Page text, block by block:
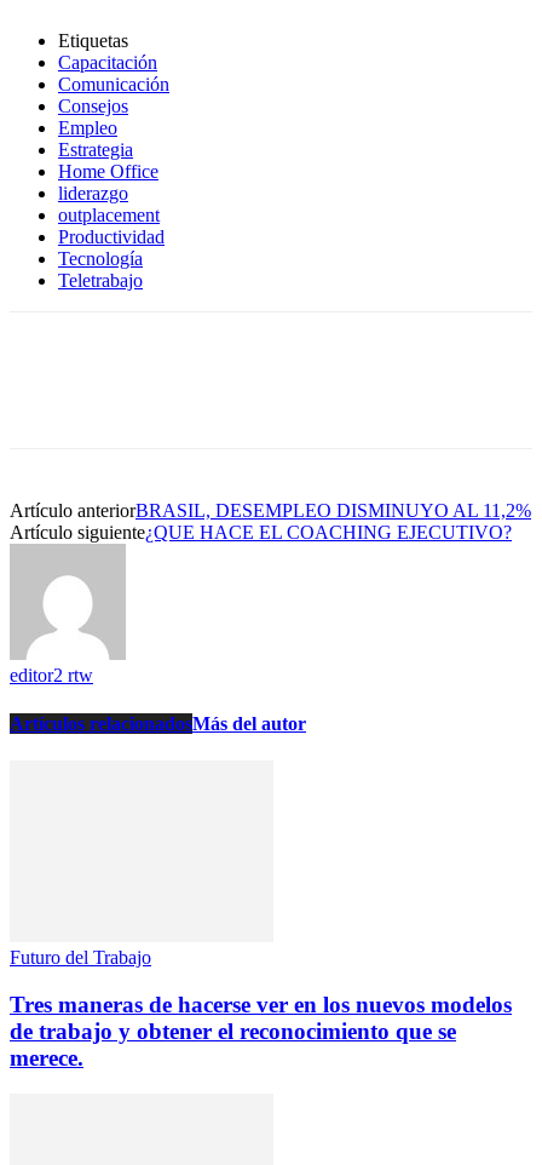
Etiquetas
Capacitación
Comunicación
Consejos
Empleo
Estrategia
Home Office
liderazgo
outplacement
Productividad
Tecnología
Teletrabajo
Artículo anteriorBRASIL, DESEMPLEO DISMINUYO AL 11,2%
Artículo siguiente¿QUE HACE EL COACHING EJECUTIVO?
editor2 rtw
Artículos relacionadosMás del autor
Futuro del Trabajo
Tres maneras de hacerse ver en los nuevos modelos
de trabajo y obtener el reconocimiento que se
merece.